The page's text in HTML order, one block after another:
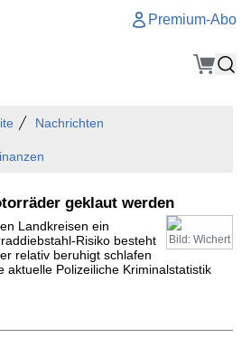
Premium-Abo
Nachrichten
geklaut werden
Bild: Wichert
Landkreisen ein
Risiko besteht
relativ beruhigt schlafen
aktuelle Polizeiliche Kriminalstatistik